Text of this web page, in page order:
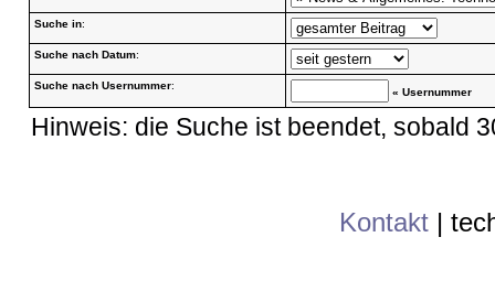
Suche in:
Suche nach Datum:
Suche nach Usernummer:
« Usernummer
Hinweis: die Suche ist beendet, sobald
Kontakt |